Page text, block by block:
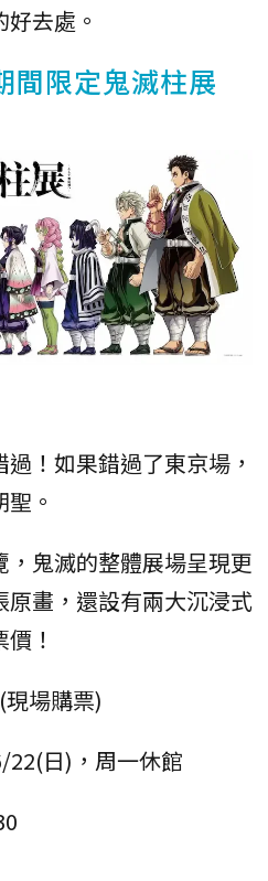
去處。
間限定鬼滅柱展
！如果錯過了東京場，
。
鬼滅的整體展場呈現更
畫，還設有兩大沉浸式
！
場購票)
日)，周一休館